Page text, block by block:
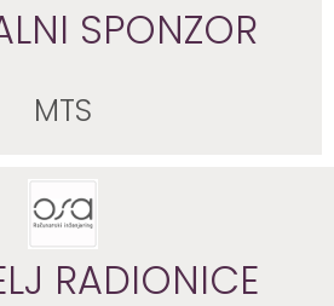
SPONZOR
MTS
RADIONICE